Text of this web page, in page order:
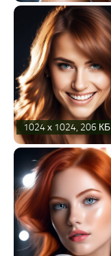
1024 х 1024, 206 КБ